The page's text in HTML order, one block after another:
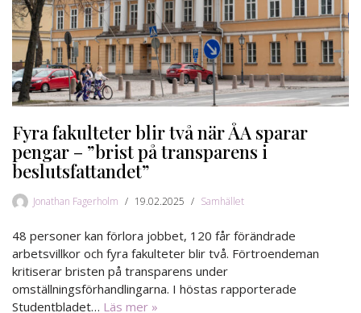
Fyra fakulteter blir två när ÅA sparar
pengar – ”brist på transparens i
beslutsfattandet”
Jonathan Fagerholm 19.02.2025 Samhället
48 personer kan förlora jobbet, 120 får förändrade
arbetsvillkor och fyra fakulteter blir två. Förtroendeman
kritiserar bristen på transparens under
omställningsförhandlingarna. I höstas rapporterade
Studentbladet… Läs mer »